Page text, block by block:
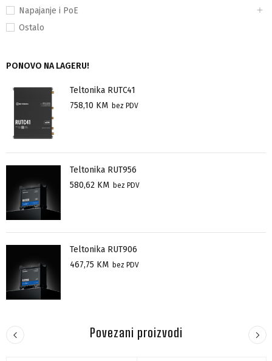
Napajanje i PoE
Ostalo
PONOVO NA LAGERU!
Teltonika RUTC41
758,10 KM bez PDV
Teltonika RUT956
580,62 KM bez PDV
Teltonika RUT906
467,75 KM bez PDV
Povezani proizvodi